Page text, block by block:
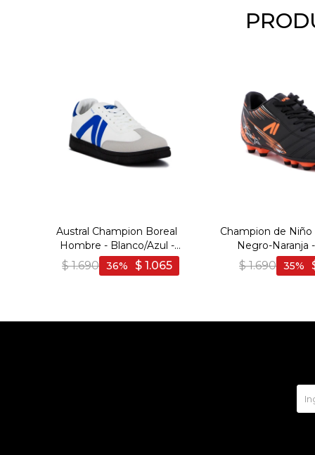
Austral Champion Boreal
Hombre - Blanco/Azul -
Blanco-Azul
$ 1.690 $ 1.065
36
Champion de
Negro-Naranja
Naranja
$ 1.690 35